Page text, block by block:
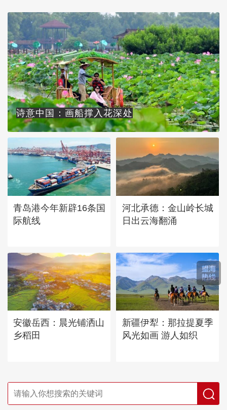
诗意中国：画船撑入花深处
青岛港今年新辟16条国
际航线
河北承德：金山岭长城
日出云海翻涌
安徽岳西：晨光铺洒山
乡稻田
新疆伊犁：那拉提夏季
风光如画 游人如织